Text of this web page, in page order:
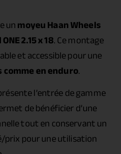
unmoyeu Haan Wheels
2.15 x 18. Ce montage
et accessible pour une
en enduro.
l’entrée de gamme
de bénéficier d’une
tout en conservant un
pour une utilisation